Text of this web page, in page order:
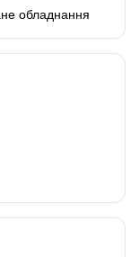
обладнання